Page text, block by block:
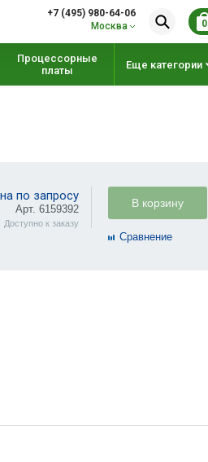
+7 (495) 980-64-06
Москва
0
Процессорные
платы
Еще категории
по запросу
Арт. 6159392
Доступно к заказу
В корзину
Cравнение